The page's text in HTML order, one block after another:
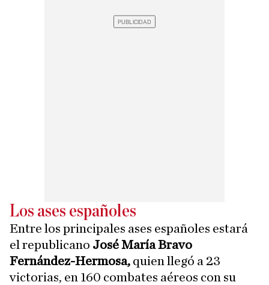
Los ases españoles
Entre los principales ases españoles estará
el republicano José María Bravo
Fernández-Hermosa, quien llegó a 23
victorias, en 160 combates aéreos con su